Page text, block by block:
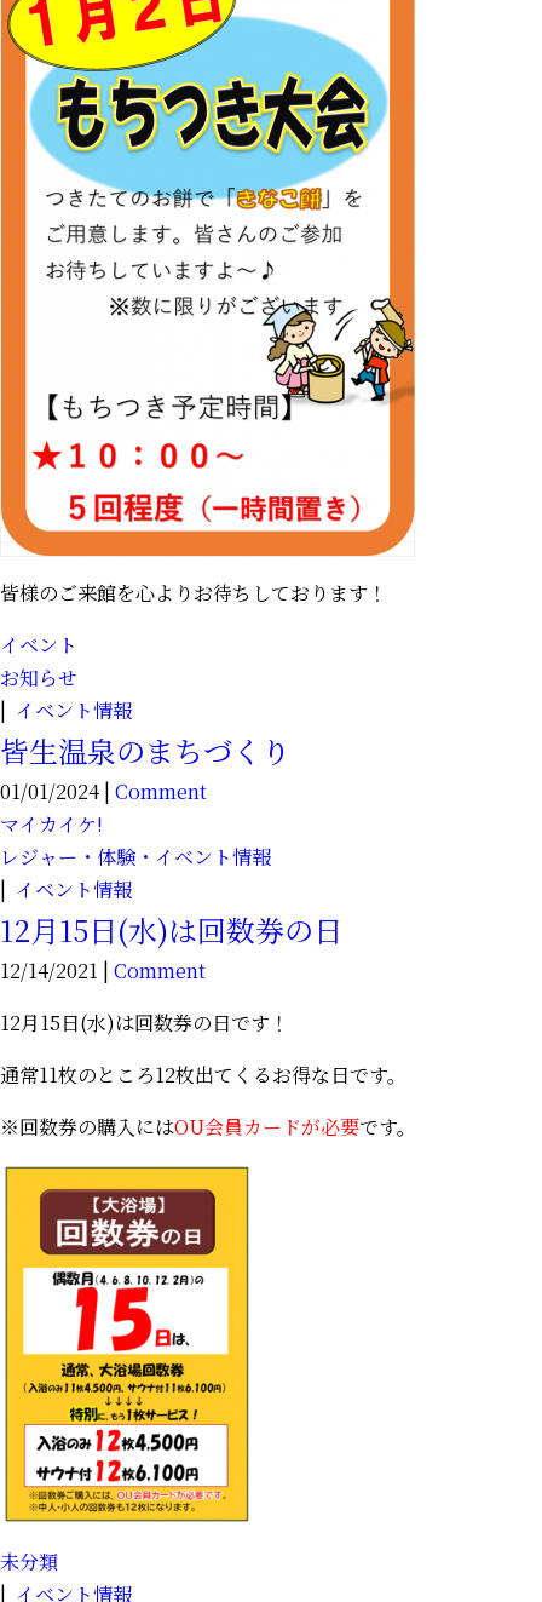
皆様のご来館を心よりお待ちしております！
イベント
お知らせ
| イベント情報
皆生温泉のまちづくり
01/01/2024 | Comment
マイカイケ!
レジャー・体験・イベント情報
| イベント情報
12月15日(水)は回数券の日
12/14/2021 | Comment
12月15日(水)は回数券の日です！
通常11枚のところ12枚出てくるお得な日です。
※回数券の購入にはOU会員カードが必要です。
未分類
| イベント情報